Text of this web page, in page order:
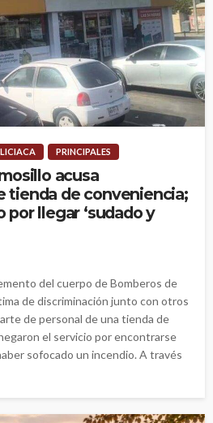
PRINCIPALES
acusa
tienda de conveniencia;
por llegar ‘sudado y
del cuerpo de Bomberos de
de discriminación junto con otros
de personal de una tienda de
el servicio por encontrarse
sofocado un incendio. A través